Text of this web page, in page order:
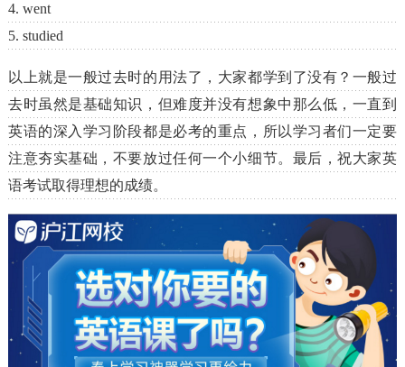
4. went
5. studied
以上就是一般过去时的用法了，大家都学到了没有？一般过
去时虽然是基础知识，但难度并没有想象中那么低，一直到
英语的深入学习阶段都是必考的重点，所以学习者们一定要
注意夯实基础，不要放过任何一个小细节。最后，祝大家英
语考试取得理想的成绩。